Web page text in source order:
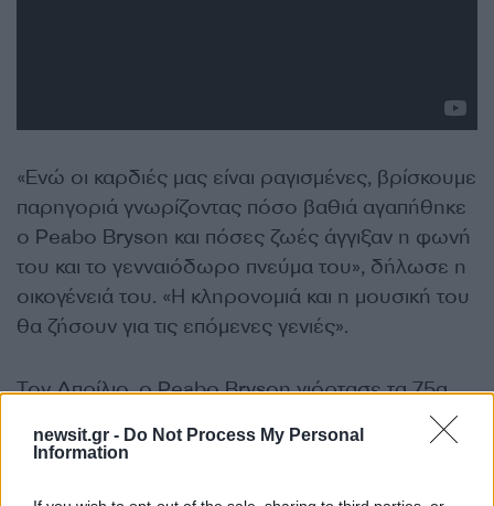
newsit.gr - Do Not Process My Personal
Information
«Ενώ οι καρδιές μας είναι ραγισμένες, βρίσκουμε
παρηγοριά γνωρίζοντας πόσο βαθιά αγαπήθηκε
ο Peabo Bryson και πόσες ζωές άγγιξαν η φωνή
του και το γενναιόδωρο πνεύμα του», δήλωσε η
οικογένειά του. «Η κληρονομιά και η μουσική του
θα ζήσουν για τις επόμενες γενιές».
Τον Απρίλιο, ο Peabo Bryson γιόρτασε τα 75α
γενέθλιά του και μοιράστηκε φωτογραφίες από
τον εορτασμό του με την οικογένεια και τους